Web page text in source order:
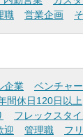
職 営業企画
企業 ベンチャ
間休日120日以上
フレックスタ
迎 管理職
フ